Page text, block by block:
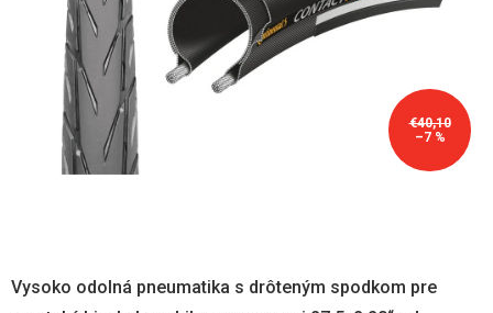
€40,10
–7 %
Vysoko odolná pneumatika s drôteným spodkom pre